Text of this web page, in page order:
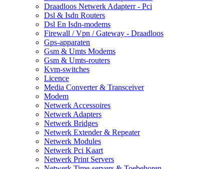
Draadloos Netwerk Adapterr - Pci
Dsl & Isdn Routers
Dsl En Isdn-modems
Firewall / Vpn / Gateway - Draadloos
Gps-apparaten
Gsm & Umts Modems
Gsm & Umts-routers
Kvm-switches
Licence
Media Converter & Transceiver
Modem
Netwerk Accessoires
Netwerk Adapters
Netwerk Bridges
Netwerk Extender & Repeater
Netwerk Modules
Netwerk Pci Kaart
Netwerk Print Servers